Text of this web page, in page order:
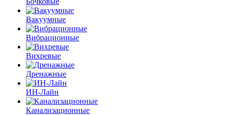
Вакуумные
Вибрационные
Вихревые
Дренажные
ИН-Лайн
Канализационные